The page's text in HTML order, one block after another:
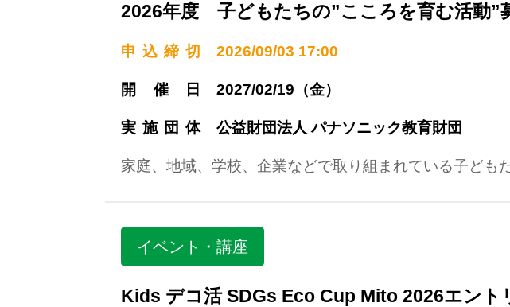
2026年度 子どもたちの”こころを育む活動”
申込締切 2026/09/03 17:00
開催日 2027/02/19（金）
実施団体 公益財団法人 パナソニック教育財団
家庭、地域、学校、企業などで取り組まれている子ども
イベント・講座
Kids デコ活 SDGs Eco Cup Mito 2026エント